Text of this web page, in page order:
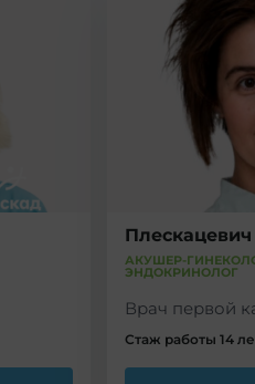
АКУШЕР-
ЭНДОКРИНОЛОГ
Врач первой
Стаж работы 14